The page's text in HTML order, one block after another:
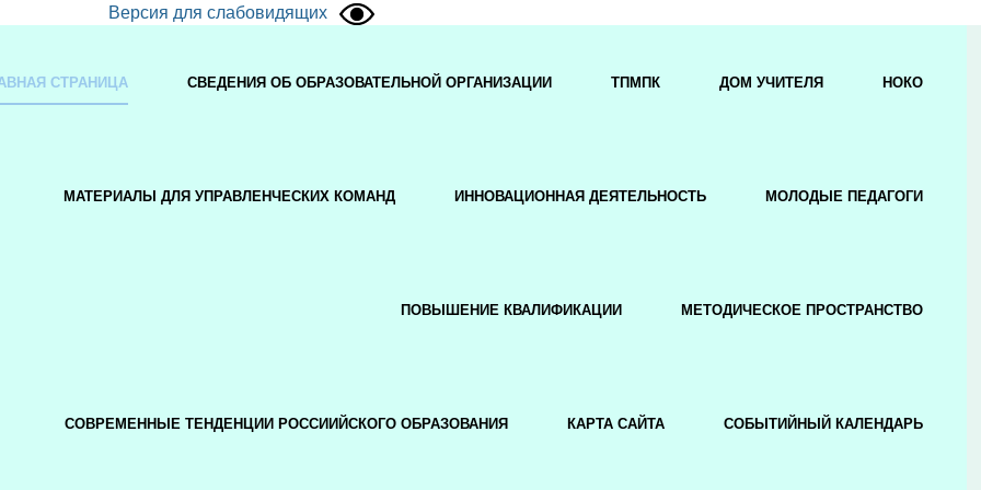
Версия для слабовидящих
СТРАНИЦА СВЕДЕНИЯ ОБ ОБРАЗОВАТЕЛЬНОЙ ОРГАНИЗАЦИИ ТПМПК ДОМ УЧИТЕЛЯ НОКО
МАТЕРИАЛЫ ДЛЯ УПРАВЛЕНЧЕСКИХ КОМАНД ИННОВАЦИОННАЯ ДЕЯТЕЛЬНОСТЬ МОЛОДЫЕ ПЕДАГОГИ
ПОВЫШЕНИЕ КВАЛИФИКАЦИИ МЕТОДИЧЕСКОЕ ПРОСТРАНСТВО
СОВРЕМЕННЫЕ ТЕНДЕНЦИИ РОССИИЙСКОГО ОБРАЗОВАНИЯ КАРТА САЙТА СОБЫТИЙНЫЙ КАЛЕНДАРЬ